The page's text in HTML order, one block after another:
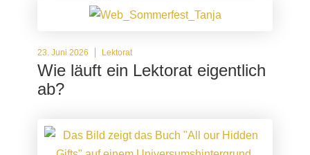
23. Juni 2026 Lektorat
Wie läuft ein Lektorat eigentlich
ab?